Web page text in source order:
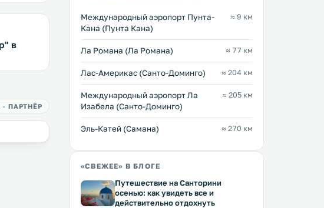
в
ПАРТНЁР
Международный аэропорт Пунта-
Кана (Пунта Кана)
≈ 9 км
Ла Романа (Ла Романа) ≈ 77 км
Лас-Америкас (Санто-Доминго) ≈ 204 км
Международный аэропорт Ла
Изабела (Санто-Доминго)
≈ 205 км
Эль-Катей (Самана) ≈ 270 км
«СВЕЖЕЕ» В БЛОГЕ
Путешествие на Санторини
осенью: как увидеть все и
действительно отдохнуть